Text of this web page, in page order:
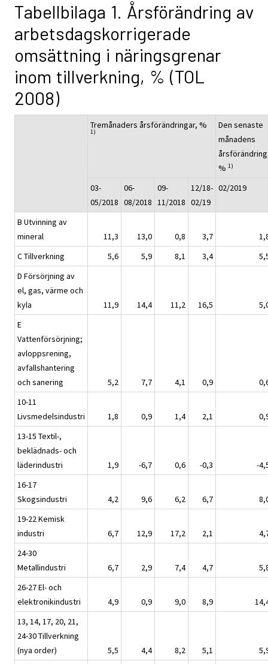
Tabellbilaga 1. Årsförändring av
arbetsdagskorrigerade
omsättning i näringsgrenar
inom tillverkning, % (TOL
2008)
Tremånaders årsförändringar, %
1)
Den senaste
månadens
% 1)
03-
05/2018
06-
08/2018
09-
11/2018
12/18-
02/19
02/2019
B Utvinning av
mineral
11,3 13,0 0,8 3,7
C Tillverkning
5,6 5,9 8,1 3,4
D Försörjning av
el, gas, värme och
kyla
11,9 14,4 11,2 16,5
E
Vattenförsörjning;
avloppsrening,
avfallshantering
och sanering
5,2 7,7 4,1 0,9
10-11
Livsmedelsindustri
1,8 0,9 1,4 2,1
13-15 Textil-,
beklädnads- och
läderindustri
1,9 -6,7 0,6 -0,3
-
16-17
Skogsindustri
4,2 9,6 6,2 6,7
19-22 Kemisk
industri
6,7 12,9 17,2 2,1
24-30
Metallindustri
6,7 2,9 7,4 4,7
26-27 El- och
elektronikindustri
4,9 0,9 9,0 8,9
13, 14, 17, 20, 21,
24-30 Tillverkning
(nya order)
5,5 4,4 8,2 5,1